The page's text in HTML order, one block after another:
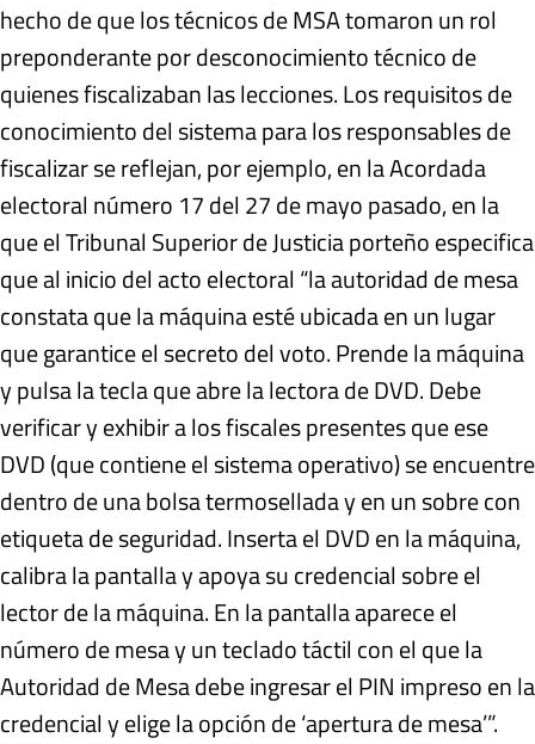
hecho de que los técnicos de MSA tomaron un rol
preponderante por desconocimiento técnico de
quienes fiscalizaban las lecciones. Los requisitos de
conocimiento del sistema para los responsables de
fiscalizar se reflejan, por ejemplo, en la Acordada
electoral número 17 del 27 de mayo pasado, en la
que el Tribunal Superior de Justicia porteño especifica
que al inicio del acto electoral “la autoridad de mesa
constata que la máquina esté ubicada en un lugar
que garantice el secreto del voto. Prende la máquina
y pulsa la tecla que abre la lectora de DVD. Debe
verificar y exhibir a los fiscales presentes que ese
DVD (que contiene el sistema operativo) se encuentre
dentro de una bolsa termosellada y en un sobre con
etiqueta de seguridad. Inserta el DVD en la máquina,
calibra la pantalla y apoya su credencial sobre el
lector de la máquina. En la pantalla aparece el
número de mesa y un teclado táctil con el que la
Autoridad de Mesa debe ingresar el PIN impreso en la
credencial y elige la opción de ‘apertura de mesa’”.